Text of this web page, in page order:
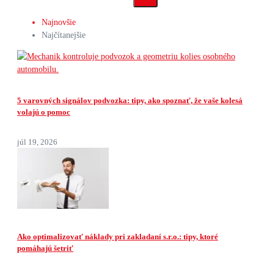
Najnovšie
Najčítanejšie
5 varovných signálov podvozka: tipy, ako spoznať, že vaše kolesá
volajú o pomoc
júl 19, 2026
Ako optimalizovať náklady pri zakladaní s.r.o.: tipy, ktoré
pomáhajú šetriť